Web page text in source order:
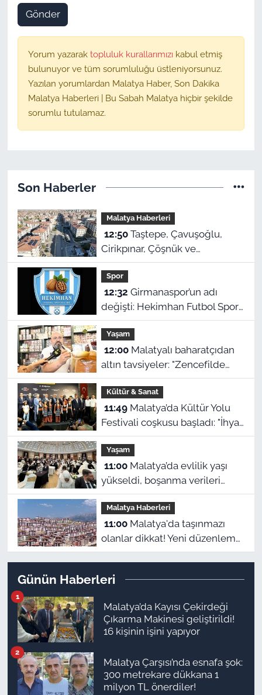
Gönder
Yorum yazarak topluluk kurallarımızı kabul etmiş
bulunuyor ve tüm sorumluluğu üstleniyorsunuz.
Yazılan yorumlardan Malatya Haber, Son Dakika
Malatya Haberleri | Bu Sabah Malatya hiçbir şekilde
sorumlu tutulamaz.
Son Haberler
Malatya Haberleri
12:50Taştepe, Çavuşoğlu,
Cirikpınar, Çöşnük ve
Selçuklu’da konut teslimi için
takvim açıklandı!
Spor
12:32
değişti: Hekimhan Futbol Spor
Kulübü geliyor
Yaşam
12:00Malatyalı baharatçıdan
altın tavsiyeler: "Zencefilde
irmik, kimyonda bulgur var!"
Kültür & Sanat
11:49Malatya’da Kültür Yolu
Festivali coşkusu başladı: "İhya,
inşa ve kültürle
normalleşiyoruz"
Yaşam
11:00Malatya’da evlilik yaşı
yükseldi, boşanma verileri
dikkat çekti
Malatya Haberleri
11:00Malatya'da taşınmazı
olanlar dikkat! Yeni düzenleme
sonrası gözler 2027
Günün Haberleri
Malatya’da Kayısı Çekirdeği
Çıkarma Makinesi geliştirildi!
16 kişinin işini yapıyor
1
Malatya Çarşısı’nda esnafa şok:
300 metrekare dükkana 1
milyon TL önerdiler!
2